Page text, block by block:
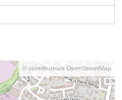
© contributeurs OpenStreetMap